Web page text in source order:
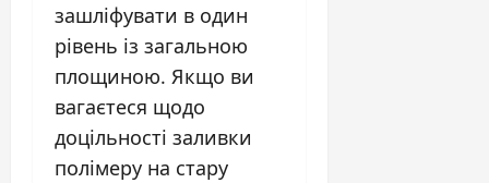
зашліфувати в один
рівень із загальною
площиною. Якщо ви
вагаєтеся щодо
доцільності заливки
полімеру на стару